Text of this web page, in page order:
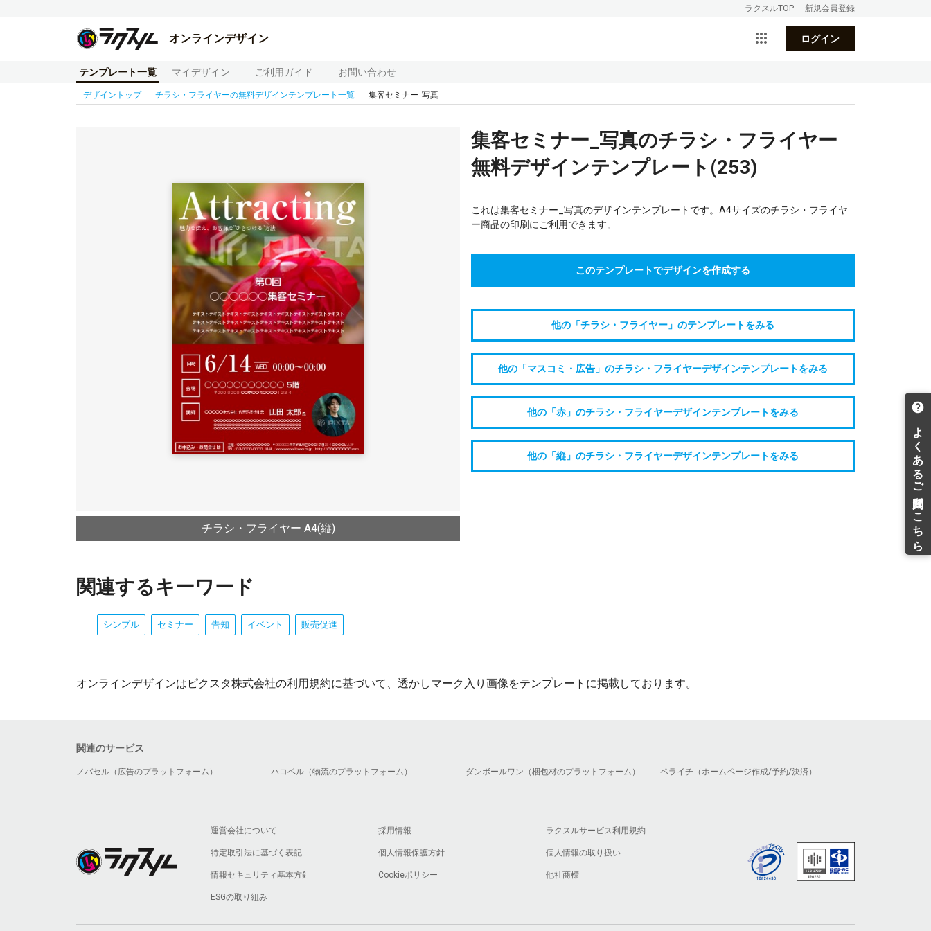
ラクスルTOP 新規会員登録
オンラインデザイン ログイン
テンプレート一覧 マイデザイン ご利用ガイド お問い合わせ
デザイントップ チラシ・フライヤーの無料デザインテンプレート一覧 集客セミナー_写真
チラシ・フライヤー A4(縦)
集客セミナー_写真のチラシ・フライヤー
無料デザインテンプレート(253)
これは集客セミナー_写真のデザインテンプレートです。A4サイズのチラシ・フライヤ
ー商品の印刷にご利用できます。
このテンプレートでデザインを作成する
他の「チラシ・フライヤー」のテンプレートをみる
他の「マスコミ・広告」のチラシ・フライヤーデザインテンプレートをみる
他の「赤」のチラシ・フライヤーデザインテンプレートをみる
他の「縦」のチラシ・フライヤーデザインテンプレートをみる
関連するキーワード
シンプル セミナー 告知 イベント 販売促進
オンラインデザインはピクスタ株式会社の利用規約に基づいて、透かしマーク入り画像をテンプレートに掲載しております。
関連のサービス
ノバセル（広告のプラットフォーム） ハコベル（物流のプラットフォーム） ダンボールワン（梱包材のプラットフォーム） ペライチ（ホームページ作成/予約/決済）
運営会社について 採用情報 ラクスルサービス利用規約
特定取引法に基づく表記 個人情報保護方針 個人情報の取り扱い
情報セキュリティ基本方針 Cookieポリシー 他社商標
ESGの取り組み